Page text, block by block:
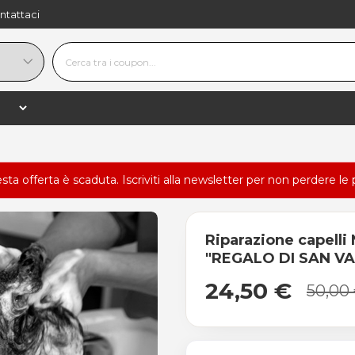
offerta è scaduta. Iscriviti alla newsletter per non perdere le
Riparazione capelli
"REGALO DI SAN
24,50 € 50,00